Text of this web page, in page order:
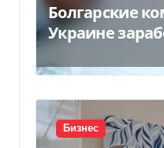
Болгарские
Украине
кто в лидерах
Бизнес